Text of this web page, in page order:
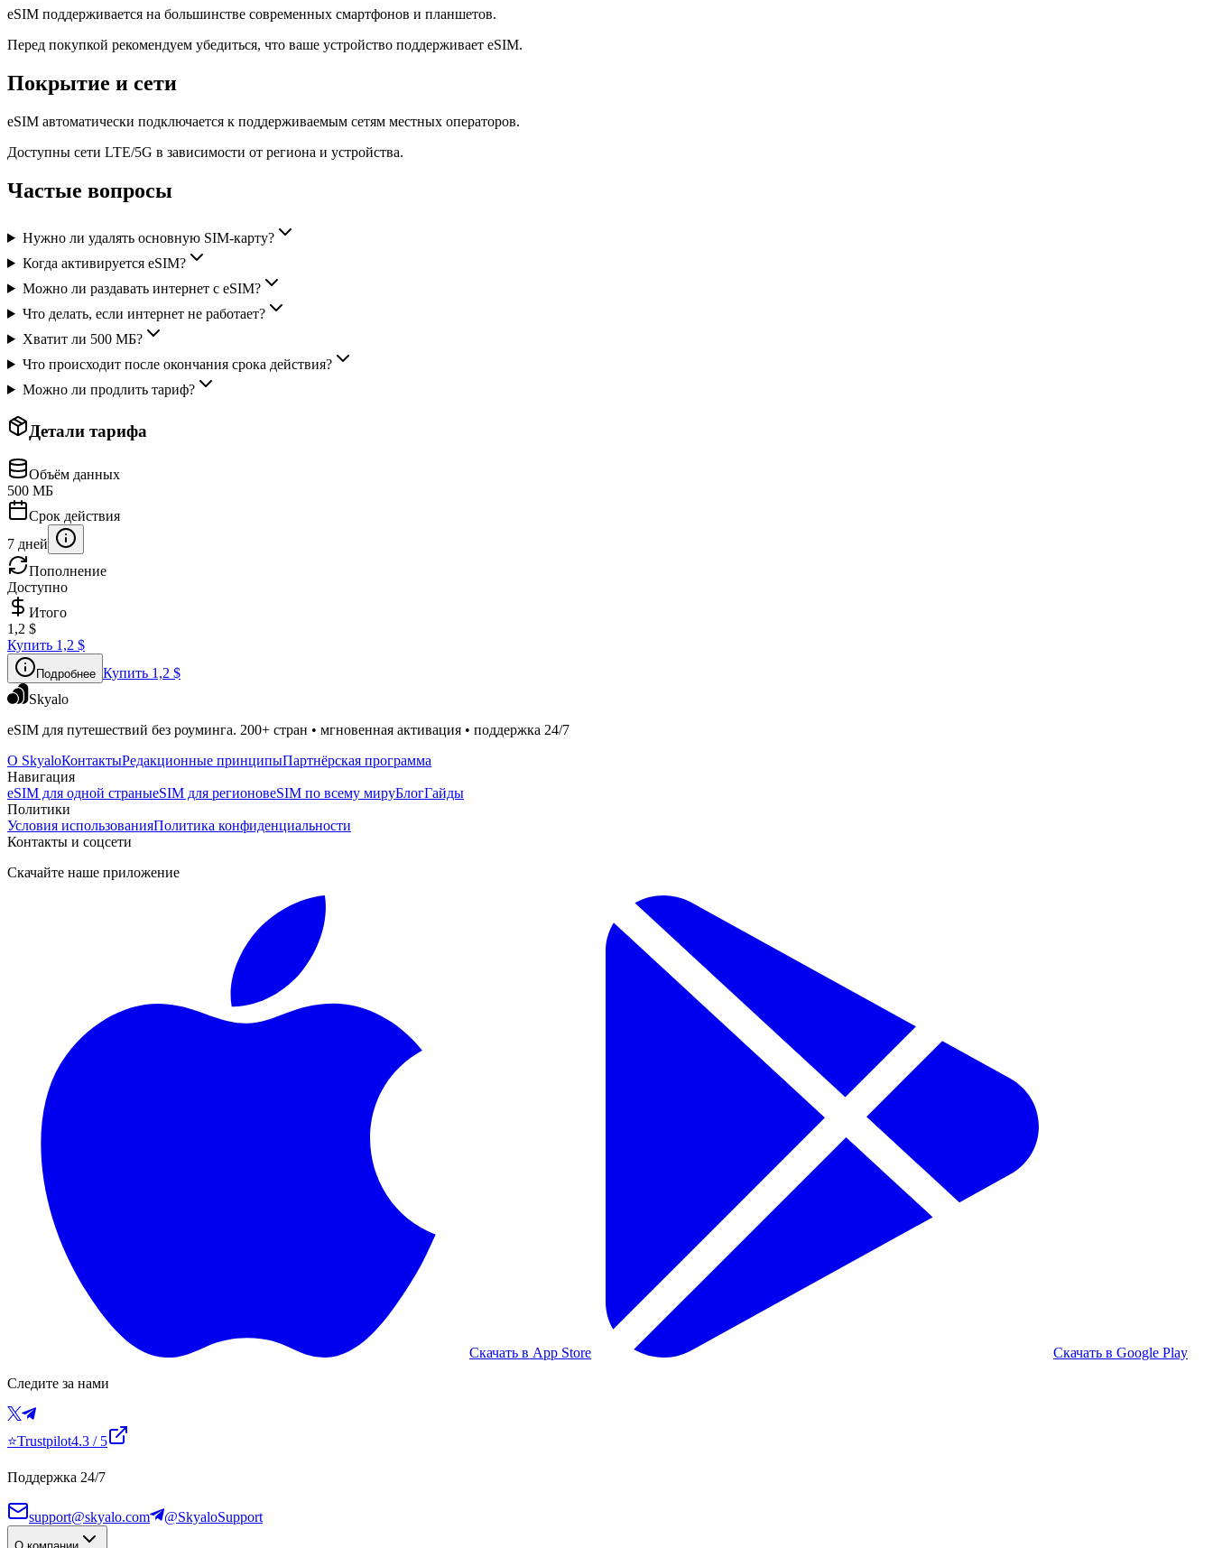
eSIM поддерживается на большинстве современных смартфонов и планшетов.
Перед покупкой рекомендуем убедиться, что ваше устройство поддерживает eSIM.
Покрытие и сети
eSIM автоматически подключается к поддерживаемым сетям местных операторов.
Доступны сети LTE/5G в зависимости от региона и устройства.
Частые вопросы
Нужно ли удалять основную SIM-карту?
Когда активируется eSIM?
Можно ли раздавать интернет с eSIM?
Что делать, если интернет не работает?
Хватит ли 500 МБ?
Что происходит после окончания срока действия?
Можно ли продлить тариф?
Детали тарифа
Объём данных
500 МБ
Срок действия
7 дней
Пополнение
Доступно
Итого
1,2 $
Купить 1,2 $
Подробнее Купить 1,2 $
Skyalo
eSIM для путешествий без роуминга. 200+ стран • мгновенная активация • поддержка 24/7
О SkyaloКонтактыРедакционные принципыПартнёрская программа
Навигация
eSIM для одной страныeSIM для регионовeSIM по всему мируБлогГайды
Политики
Условия использованияПолитика конфиденциальности
Контакты и соцсети
Скачайте наше приложение
Скачать в App Store
Скачать в Google Play
Следите за нами
⭐Trustpilot4.3 / 5
Поддержка 24/7
support@skyalo.com @SkyaloSupport